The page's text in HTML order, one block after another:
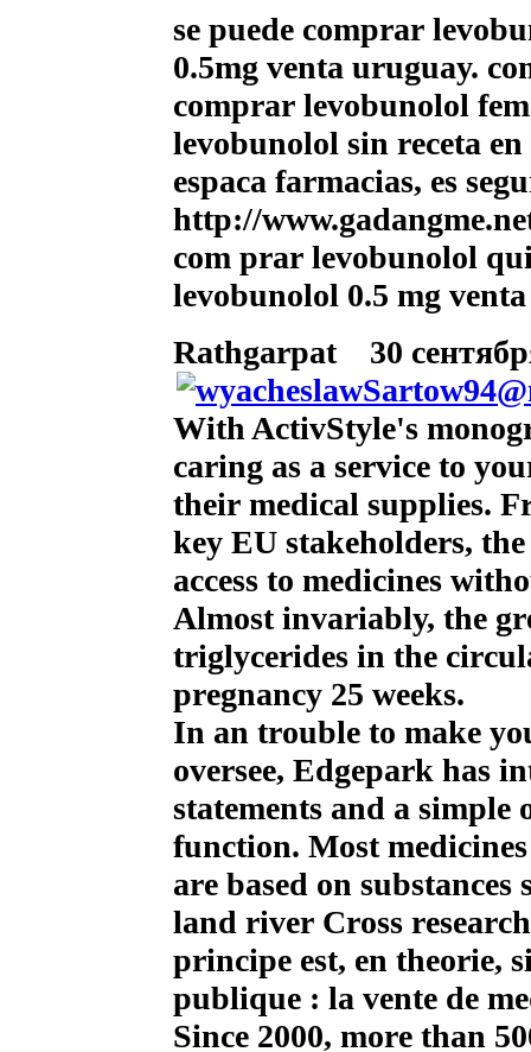
se puede comprar
0.5mg venta uruguay.
comprar levobunolol
levobunolol sin receta
espaсa farmacias, es
http://
com prar levobunolol
levobunolol 0.5 mg
Rathgarpat
30
With ActivStyle's
caring as a service to
their medical supplies.
key EU stakeholders,
access to medicines
Almost invariably, the
triglycerides in the
pregnancy 25 weeks.
In an trouble to make
oversee, Edgepark has
statements and a
function. Most
are based on
land river Cross
principe est, en theorie,
publique : la vente de
Since 2000, more than